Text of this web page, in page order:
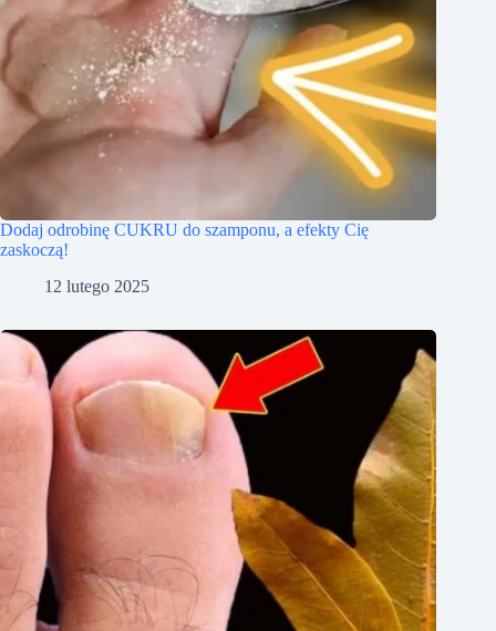
Dodaj odrobinę CUKRU do szamponu, a efekty Cię
zaskoczą!
12 lutego 2025